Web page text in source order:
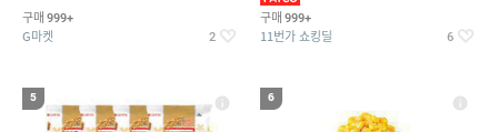
티커 세트
구매 999+
G마켓 2
구매 999+
11번가 쇼킹딜 6
5 6